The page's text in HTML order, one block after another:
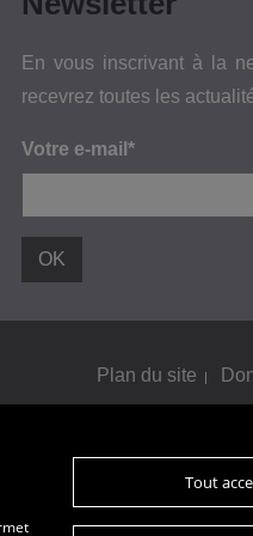
En vous inscrivant à la
recevrez toutes les
Votre e-mail*
Plan du site
Tout